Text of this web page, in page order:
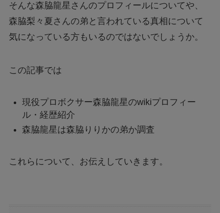
そんな森脇龍星さんのプロフィールについてや、
森脇梨々夏さんの弟と言われている真相について
気になっている方もいるのではないでしょうか。
この記事では
現役プロボクサー森脇龍星のwikiプロフィー
ル・経歴紹介
森脇龍星は森脇りりかの弟か調査
これらについて、お伝えしていきます。